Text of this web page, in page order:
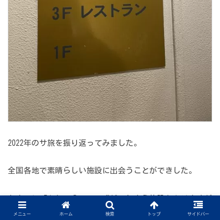
2022年のサ旅を振り返ってみました。
全国各地で素晴らしい施設に出会うことができした。
メニュー ホーム 検索 トップ サイドバー